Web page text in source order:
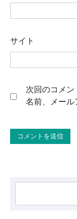
サイト
次回のコメ
名前、メール